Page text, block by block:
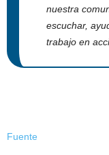
nuestra
escuchar,
trabajo en
Fuente